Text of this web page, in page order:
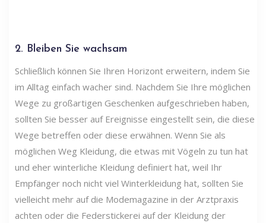
2. Bleiben Sie wachsam
Schließlich können Sie Ihren Horizont erweitern, indem Sie
im Alltag einfach wacher sind. Nachdem Sie Ihre möglichen
Wege zu großartigen Geschenken aufgeschrieben haben,
sollten Sie besser auf Ereignisse eingestellt sein, die diese
Wege betreffen oder diese erwähnen. Wenn Sie als
möglichen Weg Kleidung, die etwas mit Vögeln zu tun hat
und eher winterliche Kleidung definiert hat, weil Ihr
Empfänger noch nicht viel Winterkleidung hat, sollten Sie
vielleicht mehr auf die Modemagazine in der Arztpraxis
achten oder die Federstickerei auf der Kleidung der